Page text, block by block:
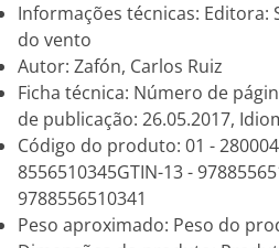
Informações técnicas: Editora:
do vento
Autor: Zafón, Carlos Ruiz
Ficha técnica: Número de
de publicação: 26.05.2017,
Código do produto: 01 -
8556510345GTIN-13 -
9788556510341
Peso aproximado: Peso do